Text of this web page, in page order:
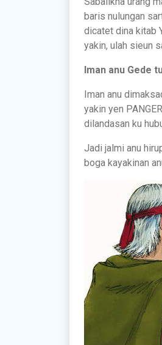
baris nulungan
dicatet dina kitab
yakin, ulah sieun
Iman anu Gede
Iman anu
yakin yen
dilandasan ku
Jadi jalmi anu
boga kayakinan